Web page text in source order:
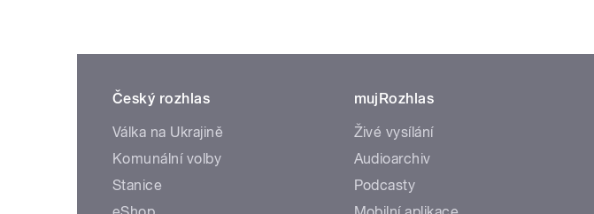
Český rozhlas
Válka na Ukrajině
Komunální volby
Stanice
mujRozhlas
Živé vysílání
Audioarchiv
Podcasty